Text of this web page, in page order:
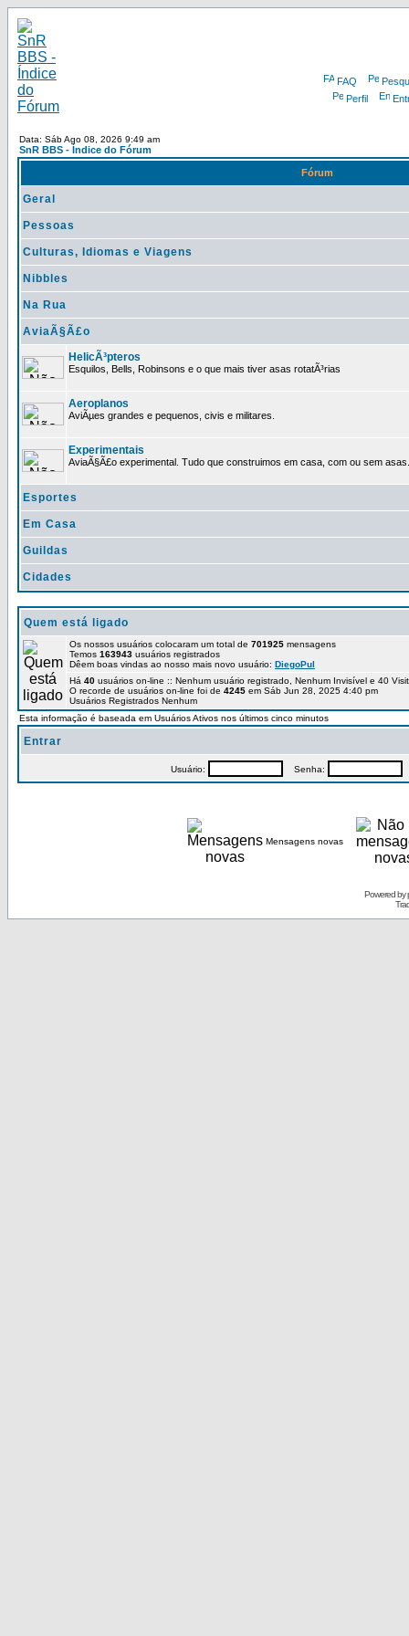
FAQ
Perfil
Data: Sáb Ago 08, 2026 9:49 am
SnR BBS - Índice do Fórum
Fórum
Geral
Pessoas
Culturas, Idiomas e Viagens
Nibbles
Na Rua
AviaÃ§Ã£o
HelicÃ³pteros
Esquilos, Bells, Robinsons e o que mais tiver asas rotatÃ³rias
Aeroplanos
AviÃµes grandes e pequenos, civis e militares.
Experimentais
AviaÃ§Ã£o experimental. Tudo que construimos em casa, com ou sem asas.
Esportes
Em Casa
Guildas
Cidades
Quem está ligado
Os nossos usuários colocaram um total de 701925 mensagens
Temos 163943 usuários registrados
Dêem boas vindas ao nosso mais novo usuário: DiegoPul
Há 40 usuários on-line :: Nenhum usuário registrado, Nenhum Invisível e 40
O recorde de usuários on-line foi de 4245 em Sáb Jun 28, 2025 4:40 pm
Usuários Registrados Nenhum
Esta informação é baseada em Usuários Ativos nos últimos cinco minutos
Entrar
Usuário: Senha:
Mensagens novas
Powered by